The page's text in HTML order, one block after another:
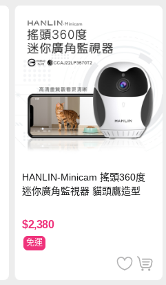
HANLIN-Minicam 搖頭360度
迷你廣角監視器 貓頭鷹造型
$2,380
免運